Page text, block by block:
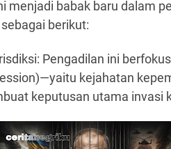
menjadi babak baru dalam
berikut:
Pengadilan ini
kejahatan
keputusan utama invasi